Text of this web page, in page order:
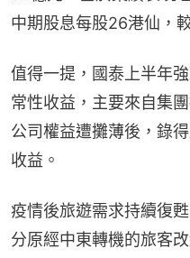
中期股息每股26港仙，
值得一提，國泰上半年
常性收益，主要來自集
公司權益遭攤薄後，錄
收益。
疫情後旅遊需求持續復
分原經中東轉機的旅客